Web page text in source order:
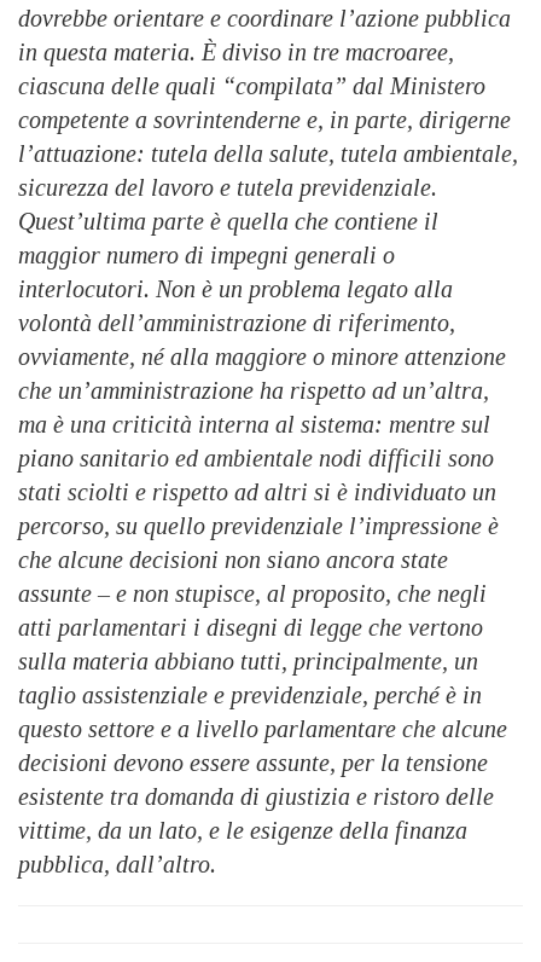
dovrebbe orientare e coordinare l’azione pubblica
in questa materia. È diviso in tre macroaree,
ciascuna delle quali “compilata” dal Ministero
competente a sovrintenderne e, in parte, dirigerne
l’attuazione: tutela della salute, tutela ambientale,
sicurezza del lavoro e tutela previdenziale.
Quest’ultima parte è quella che contiene il
maggior numero di impegni generali o
interlocutori. Non è un problema legato alla
volontà dell’amministrazione di riferimento,
ovviamente, né alla maggiore o minore attenzione
che un’amministrazione ha rispetto ad un’altra,
ma è una criticità interna al sistema: mentre sul
piano sanitario ed ambientale nodi difficili sono
stati sciolti e rispetto ad altri si è individuato un
percorso, su quello previdenziale l’impressione è
che alcune decisioni non siano ancora state
assunte – e non stupisce, al proposito, che negli
atti parlamentari i disegni di legge che vertono
sulla materia abbiano tutti, principalmente, un
taglio assistenziale e previdenziale, perché è in
questo settore e a livello parlamentare che alcune
decisioni devono essere assunte, per la tensione
esistente tra domanda di giustizia e ristoro delle
vittime, da un lato, e le esigenze della finanza
pubblica, dall’altro.